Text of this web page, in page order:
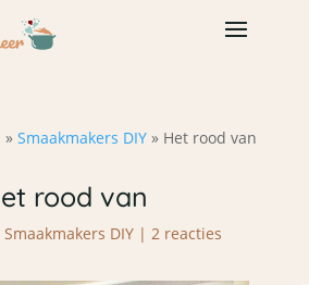
» Smaakmakers DIY» Het rood van
rood van
Smaakmakers DIY| 2 reacties